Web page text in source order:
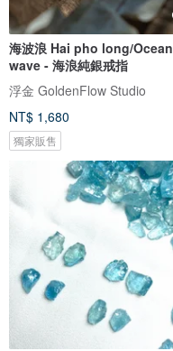
海波浪 Hai pho long/Ocean
wave - 海浪純銀戒指
浮金 GoldenFlow Studio
NT$ 1,680
獨家販售